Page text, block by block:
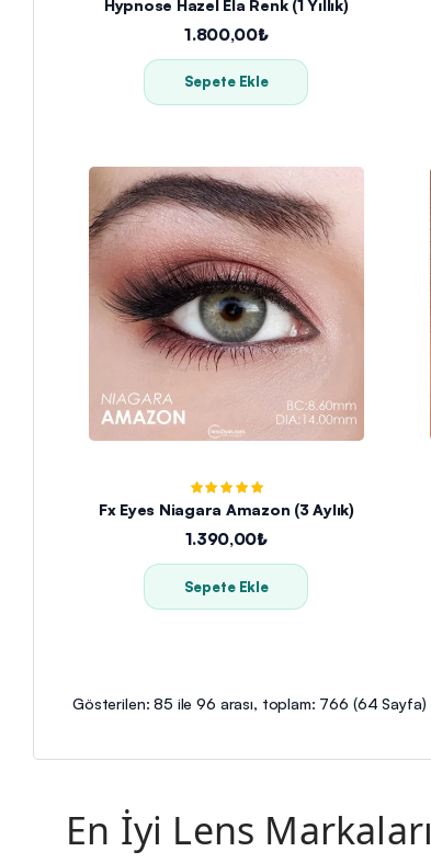
Hypnose Hazel Ela Renk (1 Yıllık)
1.800,00₺
Sepete Ekle
Fx Eyes Niagara Amazon (3 Aylık)
1.390,00₺
Sepete Ekle
Gösterilen: 85 ile 96 arası, toplam: 766 (64 Sayfa)
En İyi Lens Markaları